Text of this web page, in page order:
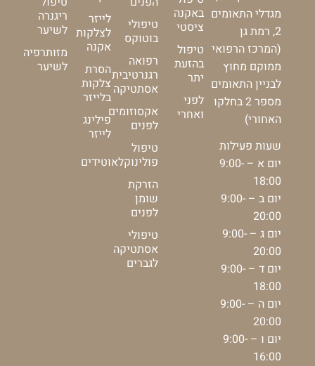
מגדלי התאומים
2, רמת גן
(המרכז הרפואי
ממוקם מחוץ
לבניין התאומים
מספר 2 בחלקו
האחורי)
שעות פעילות
יום א – 9:00-
18:00
יום ב – 9:00-
20:00
יום ג – 9:00-
20:00
יום ד – 9:00-
18:00
יום ה – 9:00-
20:00
יום ו – 9:00-
16:00
באקנה
ציסטי
טיפול
בהזעת
יתר
לפני
ואחרי
טיפולי
בוטוקס
רפואה
רגנרטיבית
אסתטיקה
אקסוזומים
לפנים
טיפול
פולינוקלאוטידים
הזרקת
שומן
לפנים
טיפולי
אסתטיקה
לגברים
לייזר
לצלקות
אקנה
הסרת
צלקות
בלייזר
פילינג
לייזר
ריגנרה
לשיער
מזותרפיה
לשיער